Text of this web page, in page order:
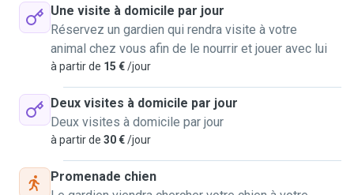
Une visite à domicile par jour
Réservez un gardien qui rendra visite à votre
animal chez vous afin de le nourrir et jouer avec lui
à partir de 15 €/jour
Deux visites à domicile par jour
Deux visites à domicile par jour
à partir de 30 €/jour
Promenade chien